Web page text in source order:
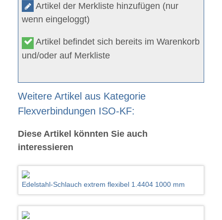
Artikel der Merkliste hinzufügen (nur
wenn eingeloggt)
Artikel befindet sich bereits im Warenkorb
und/oder auf Merkliste
Weitere Artikel aus Kategorie
Flexverbindungen ISO-KF:
Diese Artikel könnten Sie auch
interessieren
Edelstahl-Schlauch extrem flexibel 1.4404 1000 mm